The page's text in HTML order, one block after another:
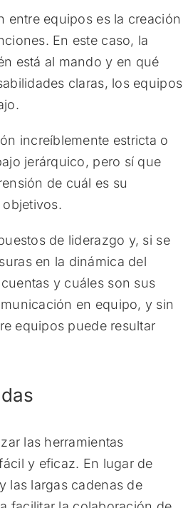
entre equipos es la creación
En este caso, la
está al mando y en qué
claras, los equipos
increíblemente estricta o
jerárquico, pero sí que
de cuál es su
de liderazgo y, si se
en la dinámica del
y cuáles son sus
en equipo, y sin
equipos puede resultar
las herramientas
y eficaz. En lugar de
las largas cadenas de